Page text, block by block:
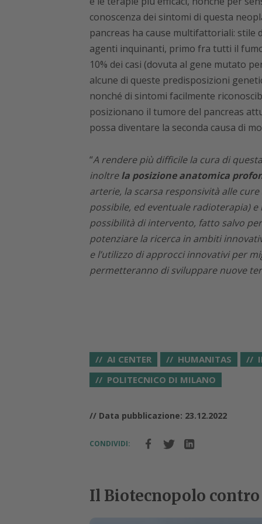
conoscenza dei sintomi di questa
pancreas ha cause multifattoriali:
agenti inquinanti, primo fra tutti il
10% dei casi (dovuta al gene mutato
alcune di queste predisposizioni
nonché di sintomi facilmente
posizionano il tumore del pancreas
possa diventare la seconda causa di
“A rendere più difficile la cura di
inoltrela posizione anatomica
arterie, la scarsa responsività alle
possibile, ed eventuale radioterapia)
possibilità di intervento, fatto salvo
potenziare la ricerca in ambiti
e l’utilizzo di approcci innovativi per
permetteranno di sviluppare nuove
AI CENTER HUMANITAS
POLITECNICO DI MILANO
// Data pubblicazione: 23.12.2022
CONDIVIDI:
Il Biotecnopolo